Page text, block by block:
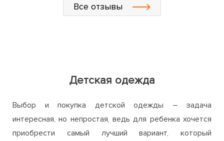
Все отзывы
Детская одежда
Выбор и покупка детской одежды – задача
интересная, но непростая, ведь для ребенка хочется
приобрести самый лучший вариант, который